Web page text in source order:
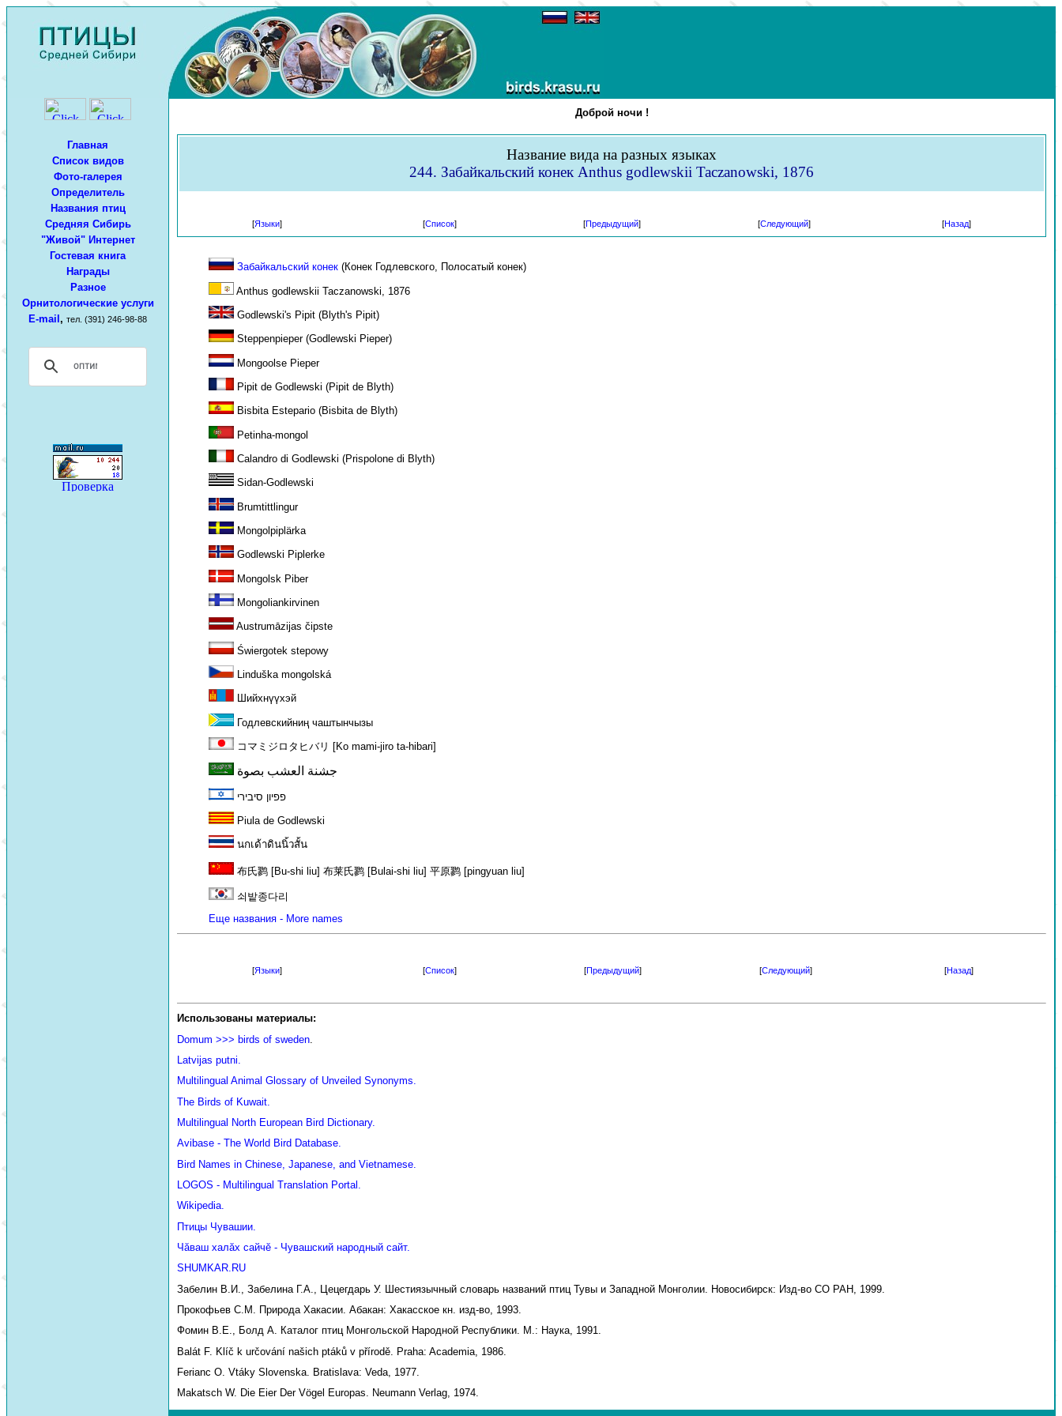
Главная
Список видов
Фото-галерея
Определитель
Названия птиц
Средняя Сибирь
"Живой" Интернет
Гостевая книга
Награды
Разное
Орнитологические услуги
E-mail , тел. (391) 246-98-88
Доброй ночи !
Название вида на разных языках
244. Забайкальский конек Anthus godlewskii Taczanowski, 1876
[Языки] [Список] [Предыдущий] [Следующий] [Назад]
Забайкальский конек (Конек Годлевского, Полосатый конек)
Anthus godlewskii Taczanowski, 1876
Godlewski's Pipit (Blyth's Pipit)
Steppenpieper (Godlewski Pieper)
Mongoolse Pieper
Pipit de Godlewski (Pipit de Blyth)
Bisbita Estepario (Bisbita de Blyth)
Petinha-mongol
Calandro di Godlewski (Prispolone di Blyth)
Sidan-Godlewski
Brumtittlingur
Mongolpiplärka
Godlewski Piplerke
Mongolsk Piber
Mongoliankirvinen
Austrumāzijas čipste
Świergotek stepowy
Linduška mongolská
Шийхнүүхэй
Годлевскийниң чаштынчызы
コマミジロタヒバリ [Ko mami-jiro ta-hibari]
جشنة العشب بصوة
פפיון סיבירי
Piula de Godlewski
นกเด้าดินนิ้วสั้น
布氏鹨 [Bu-shi liu] 布莱氏鹨 [Bulai-shi liu] 平原鹨 [pingyuan liu]
쇠밭종다리
Еще названия - More names
[Языки] [Список] [Предыдущий] [Следующий] [Назад]
Использованы материалы:
Domum >>> birds of sweden
Latvijas putni.
Multilingual Animal Glossary of Unveiled Synonyms.
The Birds of Kuwait.
Multilingual North European Bird Dictionary.
Avibase - The World Bird Database.
Bird Names in Chinese, Japanese, and Vietnamese.
LOGOS - Multilingual Translation Portal.
Wikipedia.
Птицы Чувашии.
Чăваш халăх сайчĕ - Чувашский народный сайт.
SHUMKAR.RU
Забелин В.И., Забелина Г.А., Цецегдарь У. Шестиязычный словарь названий птиц Тувы и Западной Монголии. Новосибирск: Изд-во СО РАН, 1999.
Прокофьев С.М. Природа Хакасии. Абакан: Хакасское кн. изд-во, 1993.
Фомин В.Е., Болд А. Каталог птиц Монгольской Народной Республики. М.: Наука, 1991.
Balát F. Klíč k určování našich ptáků v přírodě. Praha: Academia, 1986.
Ferianc O. Vtáky Slovenska. Bratislava: Veda, 1977.
Makatsch W. Die Eier Der Vögel Europas. Neumann Verlag, 1974.